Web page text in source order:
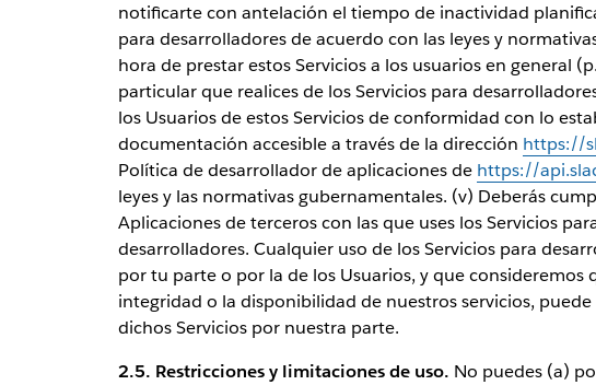
notificarte con antelación el tiempo de inactividad
para desarrolladores de acuerdo con las leyes y
hora de prestar estos Servicios a los usuarios en general
particular que realices de los Servicios para
los Usuarios de estos Servicios de conformidad con lo
documentación accesible a través de la dirección ​https://
Política de desarrollador de aplicaciones de https://
leyes y las normativas gubernamentales. (v) Deberás
Aplicaciones de terceros con las que uses los Servicios
desarrolladores. Cualquier uso de los Servicios para
por tu parte o por la de los Usuarios, y que consideremos
integridad o la disponibilidad de nuestros servicios,
dichos Servicios por nuestra parte.
2.5. Restricciones y limitaciones de uso. No puedes (a)